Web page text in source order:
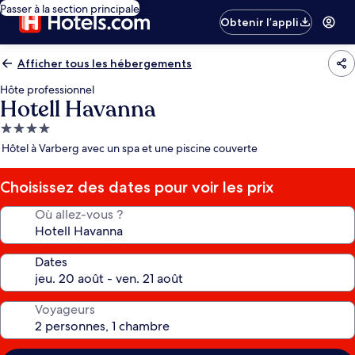
Passer à la section principale
Obtenir l’appli
Afficher tous les hébergements
Hôte professionnel
Hotell Havanna
Hébergement
4.0 étoiles
Hôtel à Varberg avec un spa et une piscine couverte
Choisissez des dates pour voir les prix
Où allez-vous ?
Dates
Voyageurs